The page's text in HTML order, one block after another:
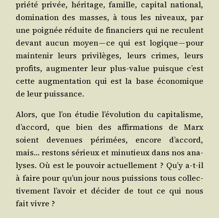
prié­té pri­vée, héri­tage, famille, capi­tal natio­nal,
domi­na­tion des masses, à tous les niveaux, par
une poi­gnée réduite de finan­ciers qui ne reculent
devant aucun moyen — ce qui est logique — pour
main­te­nir leurs pri­vi­lèges, leurs crimes, leurs
pro­fits, aug­men­ter leur plus-value puisque c’est
cette aug­men­ta­tion qui est la base éco­no­mique
de leur puissance.
Alors, que l’on étu­die l’évolution du capi­ta­lisme,
d’accord, que bien des affir­ma­tions de Marx
soient deve­nues péri­mées, encore d’accord,
mais… res­tons sérieux et minu­tieux dans nos ana­
lyses. Où est le pou­voir actuel­le­ment ? Qu’y a‑t-il
à faire pour qu’un jour nous puis­sions tous col­lec­
ti­ve­ment l’avoir et déci­der de tout ce qui nous
fait vivre ?